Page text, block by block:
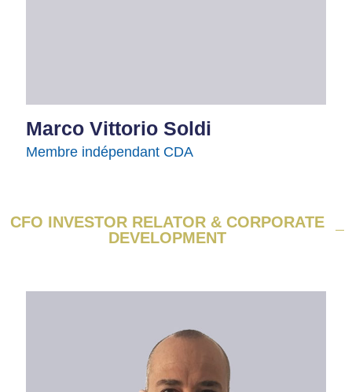
Marco Vittorio Soldi
Membre indépendant CDA
CFO INVESTOR RELATOR & CORPORATE
DEVELOPMENT